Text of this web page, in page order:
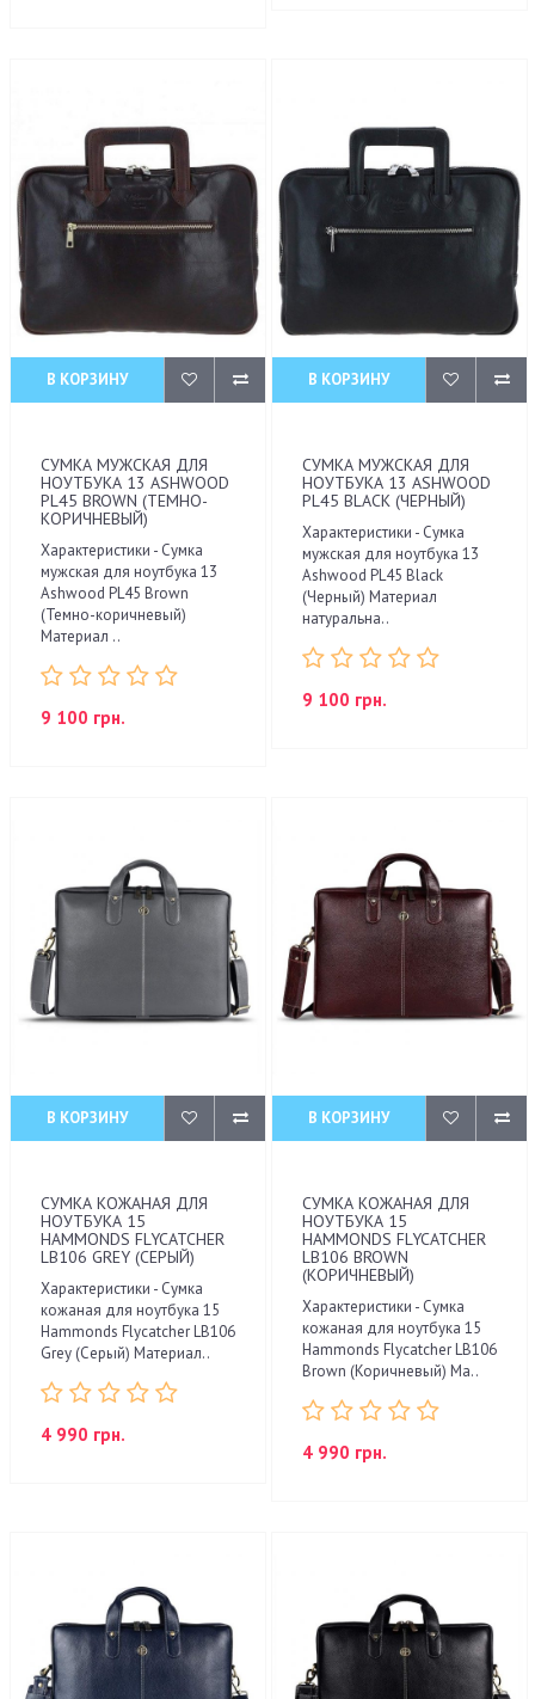
В КОРЗИНУ
СУМКА МУЖСКАЯ ДЛЯ
НОУТБУКА 13 ASHWOOD
PL45 BROWN (ТЕМНО-
КОРИЧНЕВЫЙ)
Характеристики - Сумка
мужская для ноутбука 13
Ashwood PL45 Brown
(Темно-коричневый)
Материал ..
9 100 грн.
В КОРЗИНУ
СУМКА МУЖСКАЯ ДЛЯ
НОУТБУКА 13 ASHWOOD
PL45 BLACK (ЧЕРНЫЙ)
Характеристики - Сумка
мужская для ноутбука 13
Ashwood PL45 Black
(Черный) Материал
натуральна..
9 100 грн.
В КОРЗИНУ
СУМКА КОЖАНАЯ ДЛЯ
НОУТБУКА 15
HAMMONDS FLYCATCHER
LB106 GREY (СЕРЫЙ)
Характеристики - Сумка
кожаная для ноутбука 15
Hammonds Flycatcher LB106
Grey (Серый) Материал..
4 990 грн.
В КОРЗИНУ
СУМКА КОЖАНАЯ ДЛЯ
НОУТБУКА 15
HAMMONDS FLYCATCHER
LB106 BROWN
(КОРИЧНЕВЫЙ)
Характеристики - Сумка
кожаная для ноутбука 15
Hammonds Flycatcher LB106
Brown (Коричневый) Ма..
4 990 грн.